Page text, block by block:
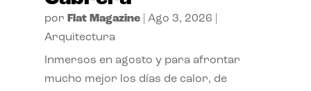
por Flat Magazine| Ago 3, 2026
Arquitectura
Inmersos en agosto y para afrontar
mucho mejor los días de calor, de